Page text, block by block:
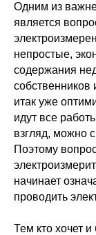
Одним из
является
непростые,
содержания
собственников
итак уже
идут все
взгляд, можно
Поэтому
начинает
проводить
Тем кто хочет